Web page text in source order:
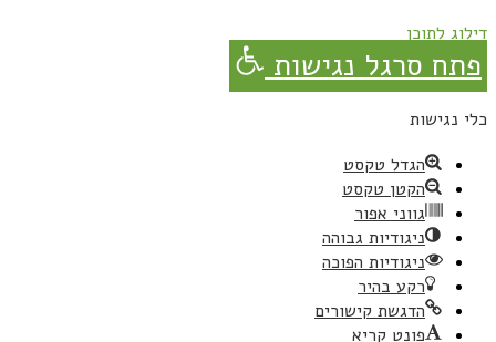
דילוג לתוכן
פתח סרגל נגישות
כלי נגישות
הגדל טקסט
הקטן טקסט
גווני אפור
ניגודיות גבוהה
ניגודיות הפוכה
רקע בהיר
הדגשת קישורים
פונט קריא